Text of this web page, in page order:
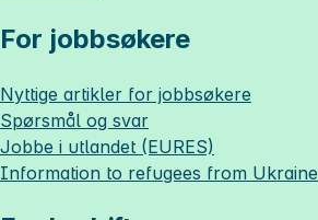
For jobbsøkere
Nyttige artikler for jobbsøkere
Spørsmål og svar
Jobbe i utlandet (EURES)
Information to refugees from Ukraine